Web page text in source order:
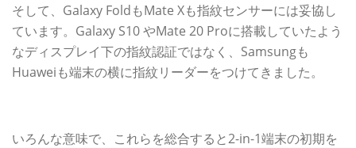
そして、Galaxy FoldもMate Xも指紋センサーには妥協し
ています。Galaxy S10 やMate 20 Proに搭載していたよう
なディスプレイ下の指紋認証ではなく、Samsungも
Huaweiも端末の横に指紋リーダーをつけてきました。
いろんな意味で、これらを総合すると2-in-1端末の初期を